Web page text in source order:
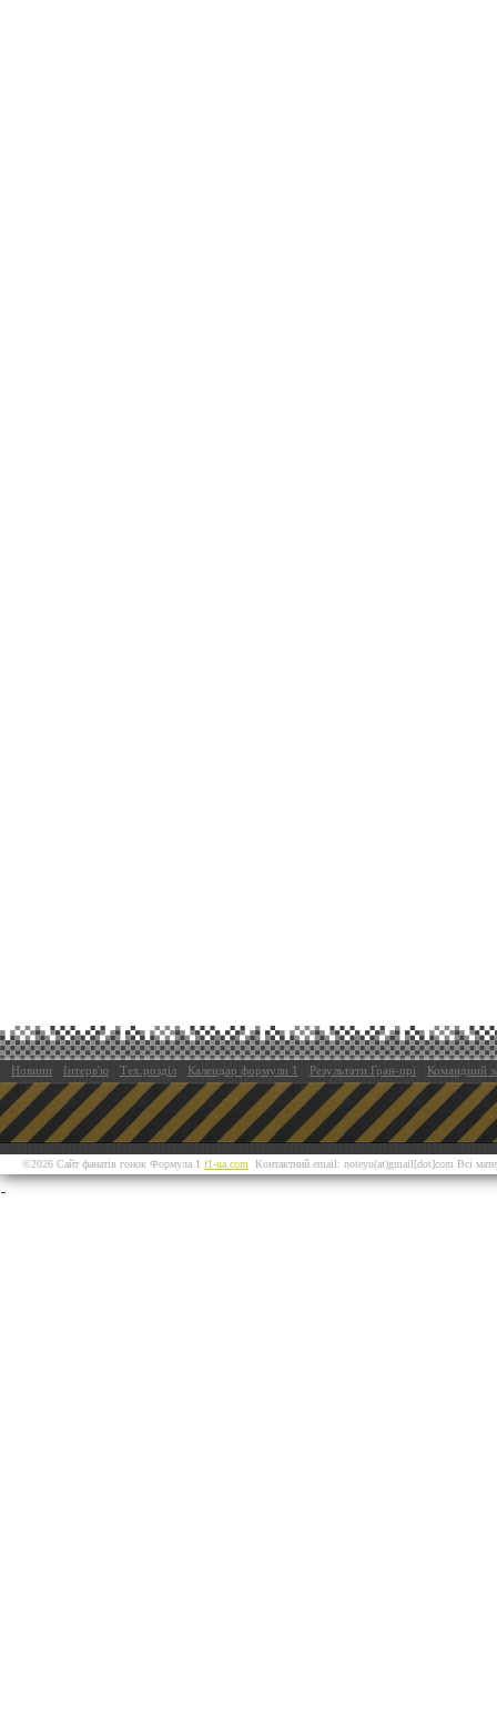
Новини Інтерв'ю Тех.розділ Календар формули 1 Результати Гран-прі Командний
©2026 Сайт фанатів гонок Формула 1 f1-ua.com Контактний email: noteyu(at)gmail[dot]com Всі